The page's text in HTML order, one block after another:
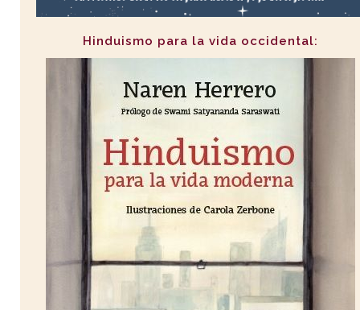
Hinduismo para la vida occidental: